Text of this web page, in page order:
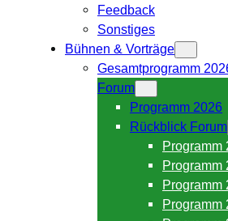
Feedback
Sonstiges
Bühnen & Vorträge
Gesamtprogramm
Forum
Programm 2026
Rückblick Forum
Programm
Programm
Programm
Programm